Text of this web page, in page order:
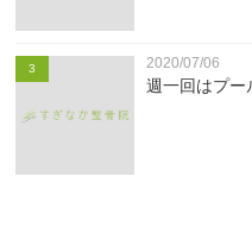
3 2020/07/06
週一回はプー